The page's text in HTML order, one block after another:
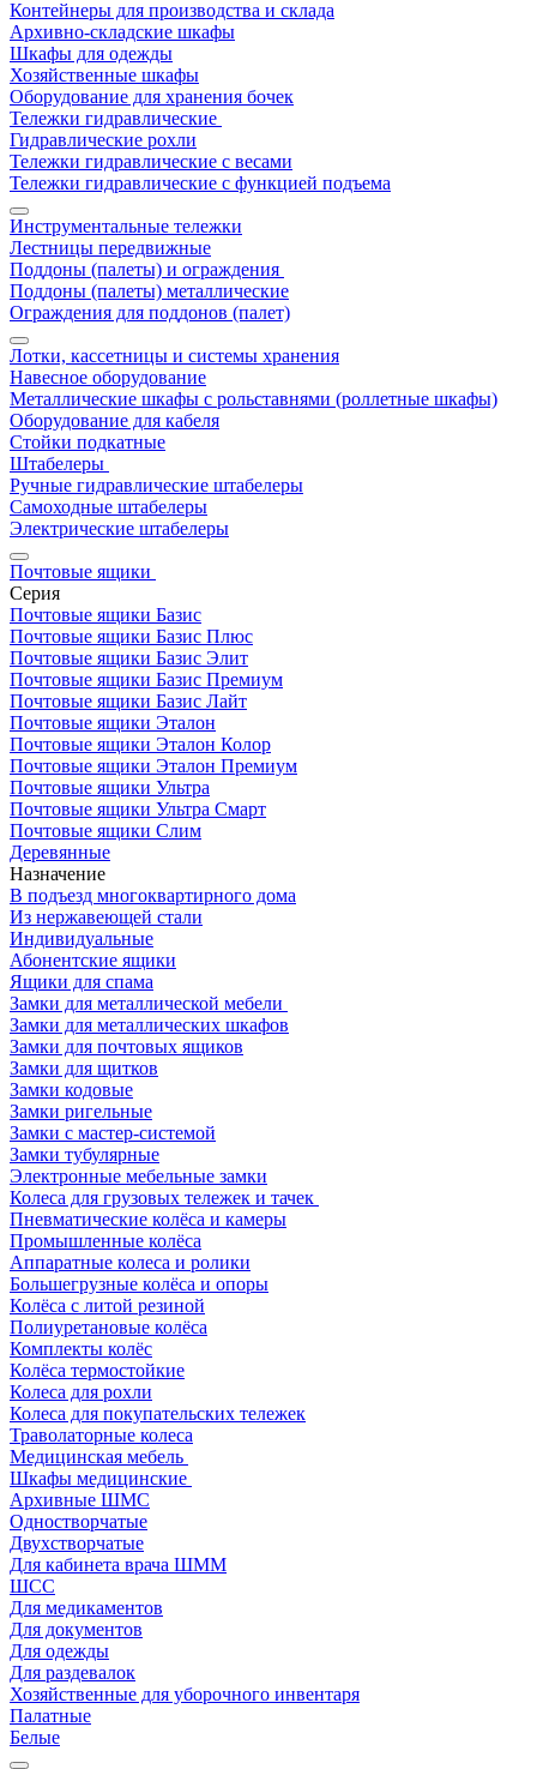
Контейнеры для производства и склада
Архивно-складские шкафы
Шкафы для одежды
Хозяйственные шкафы
Оборудование для хранения бочек
Тележки гидравлические
Гидравлические рохли
Тележки гидравлические с весами
Тележки гидравлические с функцией подъема
Инструментальные тележки
Лестницы передвижные
Поддоны (палеты) и ограждения
Поддоны (палеты) металлические
Ограждения для поддонов (палет)
Лотки, кассетницы и системы хранения
Навесное оборудование
Металлические шкафы с рольставнями (роллетные шкафы)
Оборудование для кабеля
Стойки подкатные
Штабелеры
Ручные гидравлические штабелеры
Самоходные штабелеры
Электрические штабелеры
Почтовые ящики
Серия
Почтовые ящики Базис
Почтовые ящики Базис Плюс
Почтовые ящики Базис Элит
Почтовые ящики Базис Премиум
Почтовые ящики Базис Лайт
Почтовые ящики Эталон
Почтовые ящики Эталон Колор
Почтовые ящики Эталон Премиум
Почтовые ящики Ультра
Почтовые ящики Ультра Смарт
Почтовые ящики Слим
Деревянные
Назначение
В подъезд многоквартирного дома
Из нержавеющей стали
Индивидуальные
Абонентские ящики
Ящики для спама
Замки для металлической мебели
Замки для металлических шкафов
Замки для почтовых ящиков
Замки для щитков
Замки кодовые
Замки ригельные
Замки с мастер-системой
Замки тубулярные
Электронные мебельные замки
Колеса для грузовых тележек и тачек
Пневматические колёса и камеры
Промышленные колёса
Аппаратные колеса и ролики
Большегрузные колёса и опоры
Колёса с литой резиной
Полиуретановые колёса
Комплекты колёс
Колёса термостойкие
Колеса для рохли
Колеса для покупательских тележек
Траволаторные колеса
Медицинская мебель
Шкафы медицинские
Архивные ШМС
Одностворчатые
Двухстворчатые
Для кабинета врача ШММ
ШСС
Для медикаментов
Для документов
Для одежды
Для раздевалок
Хозяйственные для уборочного инвентаря
Палатные
Белые